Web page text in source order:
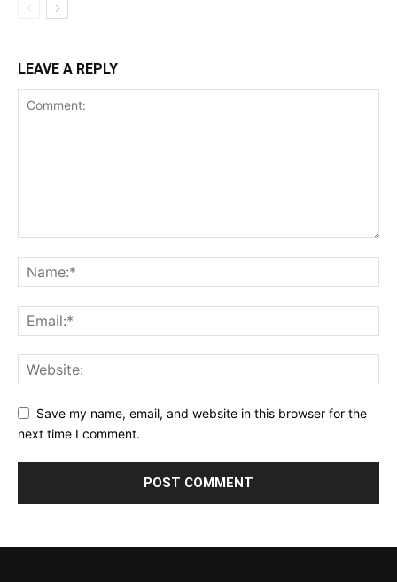
LEAVE A REPLY
Save my name, email, and website in this browser for the
next time I comment.